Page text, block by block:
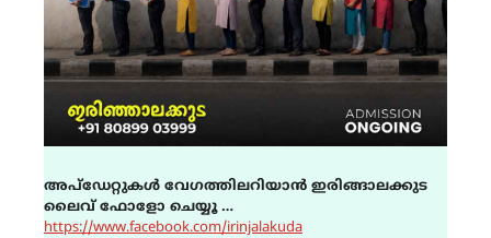
അപ്ഡേറ്റുകൾ വേഗത്തിലറിയാൻ ഇരിങ്ങാലക്കുട
ലൈവ് ഫോളോ ചെയ്യൂ …
https://www.facebook.com/irinjalakuda